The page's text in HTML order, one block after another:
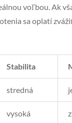
voľbou. Ak
sa oplatí
Stabilita
stredná
vysoká